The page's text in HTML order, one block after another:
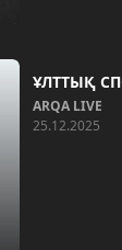
ҰЛТТЫҚ
ARQA LIVE
25.12.2025